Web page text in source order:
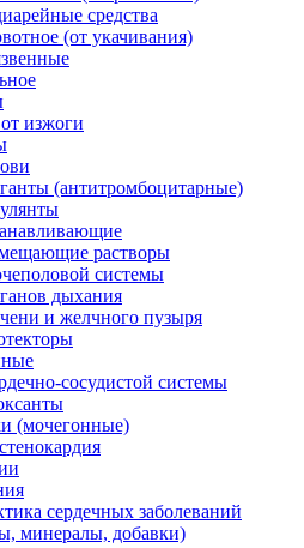
средства
(от укачивания)
изжоги
(антитромбоцитарные)
растворы
системы
дыхания
и желчного пузыря
сосудистой системы
(мочегонные)
сердечных заболеваний
минералы, добавки)